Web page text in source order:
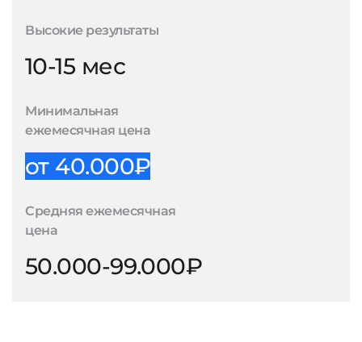
Высокие результаты
10-15 мес
Минимальная
ежемесячная цена
от 40.000₽
Средняя ежемесячная
цена
50.000-99.000₽